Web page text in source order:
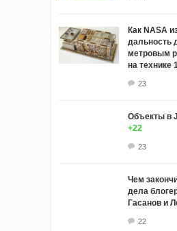
Как NASA
дальность
метровым
на технике
23
Объекты в
+22
23
Чем
дела
Гасанов и
22